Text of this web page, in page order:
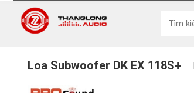
Loa Subwoofer DK EX 118S+